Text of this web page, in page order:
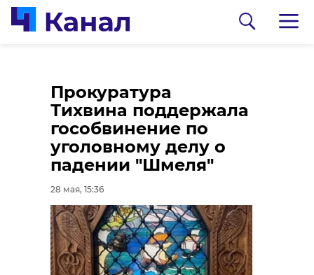
Прокуратура
Тихвина поддержала
гособвинение по
уголовному делу о
падении "Шмеля"
28 мая, 15:36
Школьники
Кировской гимназии
получили первую
профессию
электромонтажника
28 мая, 14:49
В деревне Яльгелево
ликвидировали
незаконные свалки
после проверки
прокуратуры
28 мая, 14:44